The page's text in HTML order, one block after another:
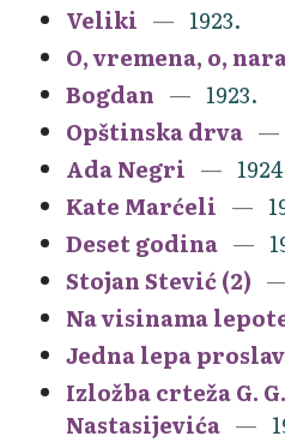
Veliki
1923.
O, vremena, o,
Bogdan
1923.
Opštinska drva
Ada Negri
Kate Marćeli
Deset godina
Stojan Stević (2)
Na visinama
Jedna lepa
Izložba crteža G.
Nastasijevića